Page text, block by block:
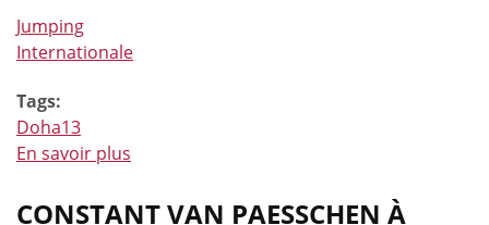
Jumping
Internationale
Tags:
Doha13
En savoir plus
de
CONSTANT VAN PAESSCHEN À